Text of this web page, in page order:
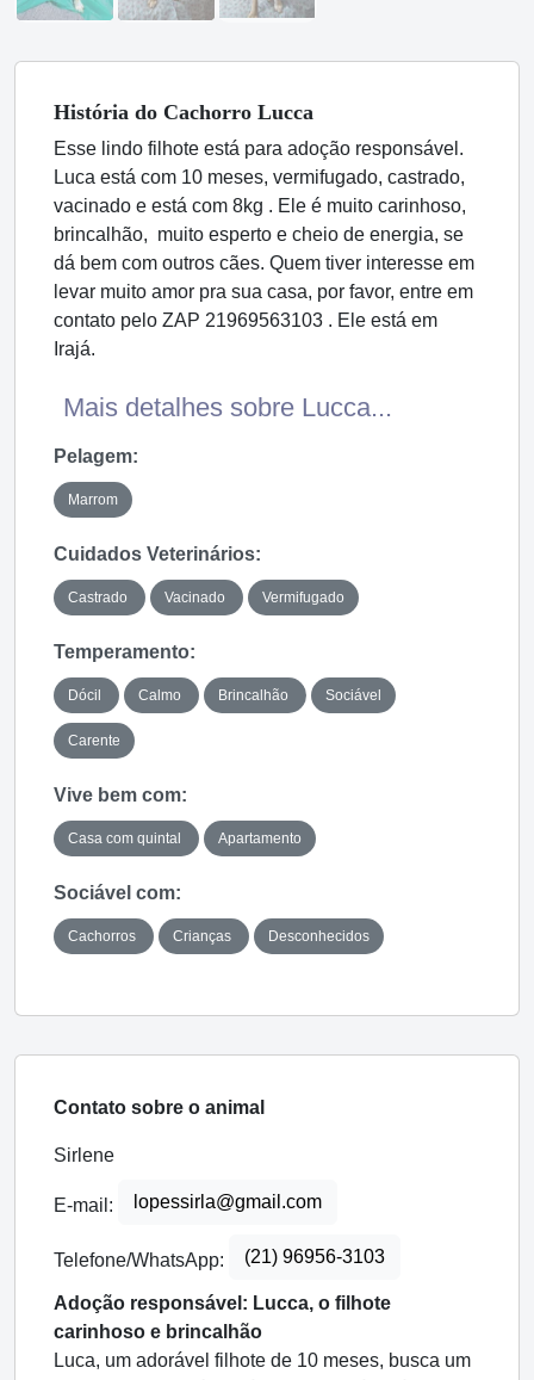
História do Cachorro Lucca
Esse lindo filhote está para adoção responsável.
Luca está com 10 meses, vermifugado, castrado,
vacinado e está com 8kg . Ele é muito carinhoso,
brincalhão, muito esperto e cheio de energia, se
dá bem com outros cães. Quem tiver interesse em
levar muito amor pra sua casa, por favor, entre em
contato pelo ZAP 21969563103 . Ele está em
Irajá.
Mais detalhes sobre Lucca...
Pelagem:
Marrom
Cuidados Veterinários:
Castrado Vacinado Vermifugado
Temperamento:
Dócil Calmo Brincalhão Sociável
Carente
Vive bem com:
Casa com quintal Apartamento
Sociável com:
Cachorros Crianças Desconhecidos
Contato sobre o animal
Sirlene
E-mail: lopessirla@gmail.com
Telefone/WhatsApp: (21) 96956-3103
Adoção responsável: Lucca, o filhote
carinhoso e brincalhão
Luca, um adorável filhote de 10 meses, busca um